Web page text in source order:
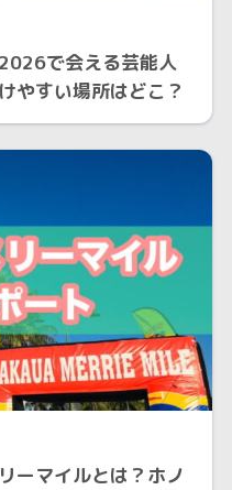
で会える芸能人
やすい場所はどこ？
ーマイルとは？ホノ